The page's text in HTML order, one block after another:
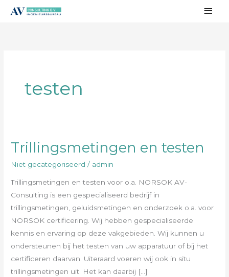
testen
Trillingsmetingen en testen
Niet gecategoriseerd / admin
Trillingsmetingen en testen voor o.a. NORSOK AV-
Consulting is een gespecialiseerd bedrijf in
trillingsmetingen, geluidsmetingen en onderzoek o.a. voor
NORSOK certificering. Wij hebben gespecialiseerde
kennis en ervaring op deze vakgebieden. Wij kunnen u
ondersteunen bij het testen van uw apparatuur of bij het
certificeren daarvan. Uiteraard voeren wij ook in situ
trillingsmetingen uit. Het kan daarbij […]
Trillingsmetingen
testen